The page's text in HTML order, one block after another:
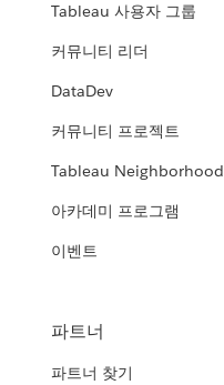
Tableau 사용자 그룹
커뮤니티 리더
DataDev
커뮤니티 프로젝트
Tableau Neighborhood
아카데미 프로그램
이벤트
파트너
파트너 찾기